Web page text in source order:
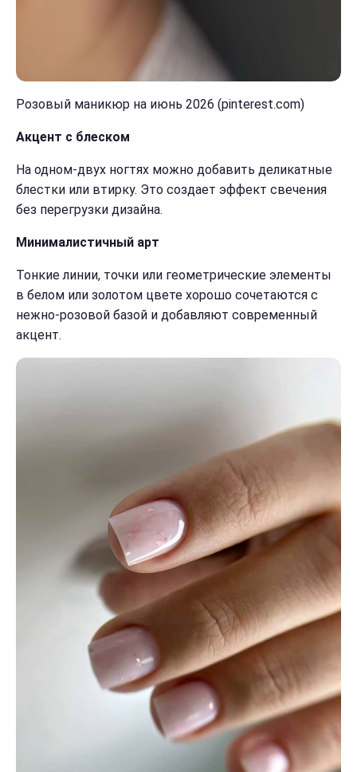
Розовый маникюр на июнь 2026 (pinterest.com)
Акцент с блеском
На одном-двух ногтях можно добавить деликатные
блестки или втирку. Это создает эффект свечения
без перегрузки дизайна.
Минималистичный арт
Тонкие линии, точки или геометрические элементы
в белом или золотом цвете хорошо сочетаются с
нежно-розовой базой и добавляют современный
акцент.